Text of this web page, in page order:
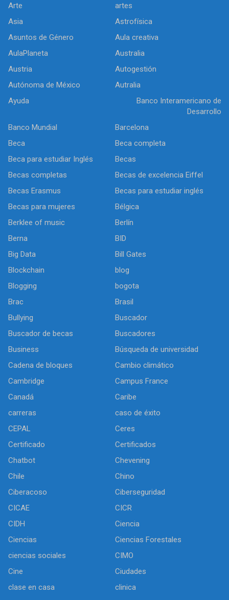
Arte
artes
Asia
Astrofísica
Asuntos de Género
Aula creativa
AulaPlaneta
Australia
Austria
Autogestión
Autónoma de México
Autralia
Ayuda
Banco Interamericano de
Desarrollo
Banco Mundial
Barcelona
Beca
Beca completa
Beca para estudiar Inglés
Becas
Becas completas
Becas de excelencia Eiffel
Becas Erasmus
Becas para estudiar inglés
Becas para mujeres
Bélgica
Berklee of music
Berlín
Berna
BID
Big Data
Bill Gates
Blockchain
blog
Blogging
bogota
Brac
Brasil
Bullying
Buscador
Buscador de becas
Buscadores
Business
Búsqueda de universidad
Cadena de bloques
Cambio climático
Cambridge
Campus France
Canadá
Caribe
carreras
caso de éxito
CEPAL
Ceres
Certificado
Certificados
Chatbot
Chevening
Chile
Chino
Ciberacoso
Ciberseguridad
CICAE
CICR
CIDH
Ciencia
Ciencias
Ciencias Forestales
ciencias sociales
CIMO
Cine
Ciudades
clase en casa
clinica